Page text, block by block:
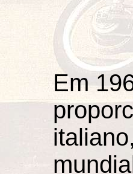
Em